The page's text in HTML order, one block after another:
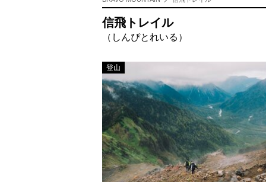
信飛トレイル
（しんぴとれいる）
登山